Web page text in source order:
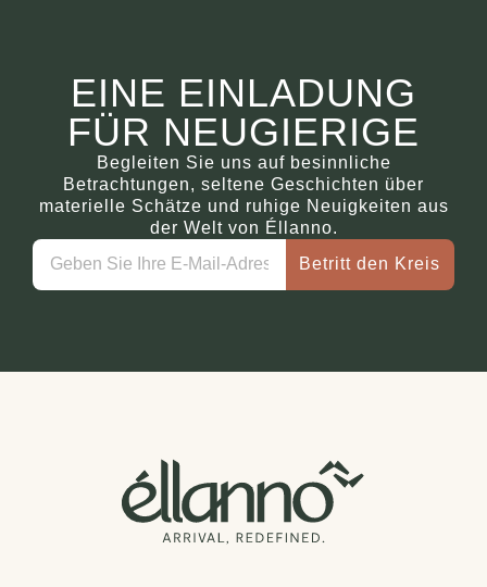
EINE EINLADUNG
FÜR NEUGIERIGE
Begleiten Sie uns auf besinnliche
Betrachtungen, seltene Geschichten über
materielle Schätze und ruhige Neuigkeiten aus
der Welt von Éllanno.
Betritt den Kreis